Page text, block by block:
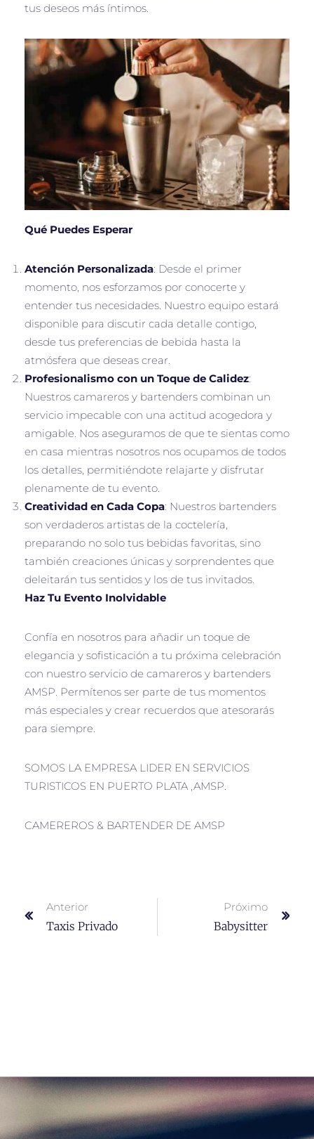
tus deseos más íntimos.
Qué Puedes Esperar
Atención Personalizada: Desde el primer
momento, nos esforzamos por conocerte y
entender tus necesidades. Nuestro equipo estará
disponible para discutir cada detalle contigo,
desde tus preferencias de bebida hasta la
atmósfera que deseas crear.
Profesionalismo con un Toque de Calidez:
Nuestros camareros y bartenders combinan un
servicio impecable con una actitud acogedora y
amigable. Nos aseguramos de que te sientas como
en casa mientras nosotros nos ocupamos de todos
los detalles, permitiéndote relajarte y disfrutar
plenamente de tu evento.
Creatividad en Cada Copa: Nuestros bartenders
son verdaderos artistas de la coctelería,
preparando no solo tus bebidas favoritas, sino
también creaciones únicas y sorprendentes que
deleitarán tus sentidos y los de tus invitados.
Haz Tu Evento Inolvidable
Confía en nosotros para añadir un toque de
elegancia y sofisticación a tu próxima celebración
con nuestro servicio de camareros y bartenders
AMSP. Permítenos ser parte de tus momentos
más especiales y crear recuerdos que atesorarás
para siempre.
SOMOS LA EMPRESA LIDER EN SERVICIOS
TURISTICOS EN PUERTO PLATA ,AMSP.
CAMEREROS & BARTENDER DE AMSP
Anterior
Taxis Privado
Próximo
Babysitter